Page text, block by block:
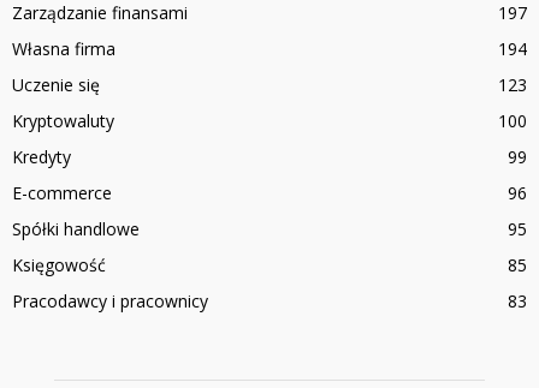
Zarządzanie finansami
197
Własna firma
194
Uczenie się
123
Kryptowaluty
100
Kredyty
99
E-commerce
96
Spółki handlowe
95
Księgowość
85
Pracodawcy i pracownicy
83